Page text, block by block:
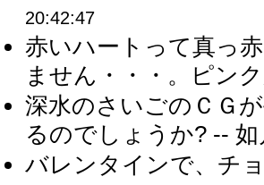
20:42:47
赤いハートって真っ
ません・・・。ピン
深水のさいごのＣＧ
るのでしょうか? --
バレンタインで、チ